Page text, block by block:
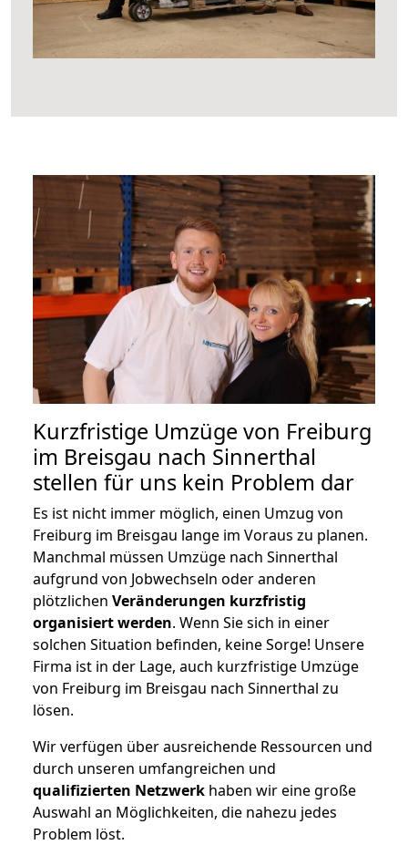
Kurzfristige Umzüge von Freiburg
im Breisgau nach Sinnerthal
stellen für uns kein Problem dar
Es ist nicht immer möglich, einen Umzug von
Freiburg im Breisgau lange im Voraus zu planen.
Manchmal müssen Umzüge nach Sinnerthal
aufgrund von Jobwechseln oder anderen
plötzlichen Veränderungen kurzfristig
organisiert werden. Wenn Sie sich in einer
solchen Situation befinden, keine Sorge! Unsere
Firma ist in der Lage, auch kurzfristige Umzüge
von Freiburg im Breisgau nach Sinnerthal zu
lösen.
Wir verfügen über ausreichende Ressourcen und
durch unseren umfangreichen und
qualifizierten Netzwerk haben wir eine große
Auswahl an Möglichkeiten, die nahezu jedes
Problem löst.